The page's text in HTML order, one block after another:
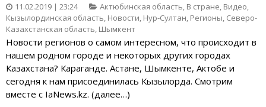
11.02.2019 | 23:24 Актюбинская область, В стране, Видео,
Кызылординская область, Новости, Нур-Султан, Регионы, Северо-
Казахстанская область, Шымкент
Новости регионов о самом интересном, что происходит в
нашем родном городе и некоторых других городах
Казахстана? Караганде. Астане, Шымкенте, Актобе и
сегодня к нам присоединилась Кызылорда. Смотрим
вместе с IaNews.kz. (далее…)